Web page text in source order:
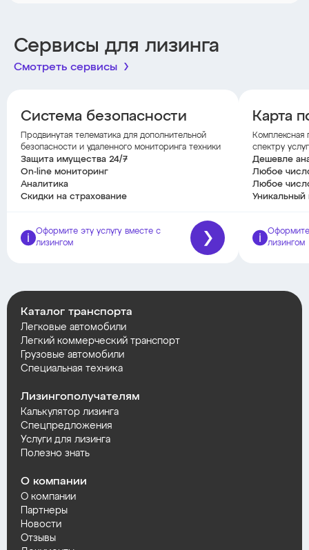
Сервисы для лизинга
Смотреть сервисы
Система безопасности
Продвинутая телематика для дополнительной
безопасности и удаленного мониторинга техники
Защита имущества 24/7
On-line мониторинг
Аналитика
Скидки на страхование
Оформите эту услугу вместе с
лизингом
Карта
Комплексная
спектру
Дешевле
Любое
Любое
Уникальный
Оформите
лизингом
Каталог транспорта
Легковые автомобили
Легкий коммерческий транспорт
Грузовые автомобили
Специальная техника
Лизингополучателям
Калькулятор лизинга
Спецпредложения
Услуги для лизинга
Полезно знать
О компании
О компании
Партнеры
Новости
Отзывы